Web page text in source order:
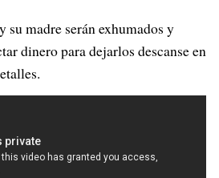
madre serán exhumados y
dinero para dejarlos descanse en